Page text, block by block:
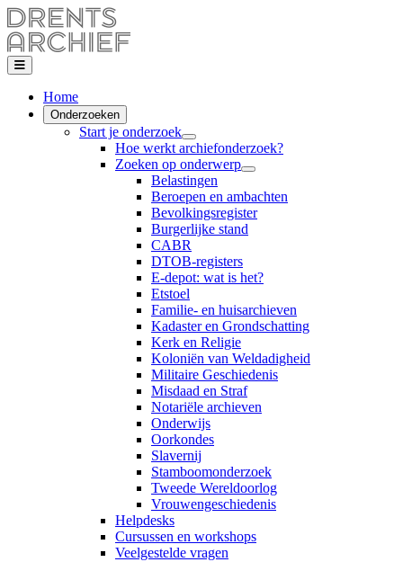
Home
Onderzoeken
Start je onderzoek
Hoe werkt archiefonderzoek?
Zoeken op onderwerp
Belastingen
Beroepen en ambachten
Bevolkingsregister
Burgerlijke stand
CABR
DTOB-registers
E-depot: wat is het?
Etstoel
Familie- en huisarchieven
Kadaster en Grondschatting
Kerk en Religie
Koloniën van Weldadigheid
Militaire Geschiedenis
Misdaad en Straf
Notariële archieven
Onderwijs
Oorkondes
Slavernij
Stamboomonderzoek
Tweede Wereldoorlog
Vrouwengeschiedenis
Helpdesks
Cursussen en workshops
Veelgestelde vragen